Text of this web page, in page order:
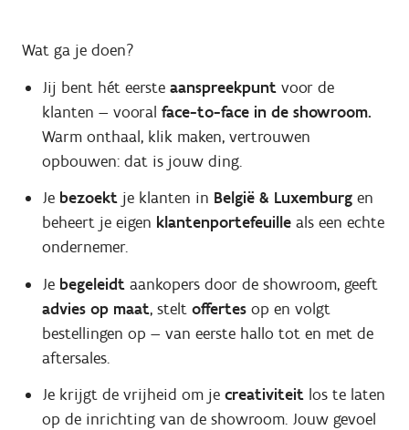
Wat ga je doen?
Jij bent hét eerste aanspreekpunt voor de
klanten — vooral face-to-face in de showroom.
Warm onthaal, klik maken, vertrouwen
opbouwen: dat is jouw ding.
Je bezoektje klanten in België & Luxemburg en
beheert je eigen klantenportefeuille als een echte
ondernemer.
Je begeleidt aankopers door de showroom, geeft
advies op maat, stelt offertes op en volgt
bestellingen op — van eerste hallo tot en met de
aftersales.
Je krijgt de vrijheid om je creativiteit los te laten
op de inrichting van de showroom. Jouw gevoel